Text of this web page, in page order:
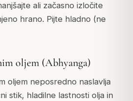
ali začasno izločite
hrano. Pijte hladno (ne
oljem (Abhyanga)
oljem neposredno naslavlja
stik, hladilne lastnosti olja in